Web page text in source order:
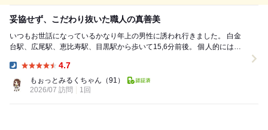
妥協せず、こだわり抜いた職人の真善美
いつもお世話になっているかなり年上の男性に誘われ行きました。 白金
台駅、広尾駅、恵比寿駅、目黒駅から歩いて15,6分前後。 個人的には坂
4.7
もぉっとみるくちゃん （91）
2026/07 訪問
1回